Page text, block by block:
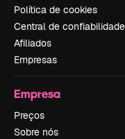
Política de cookies
Central de confiabilidade
Afiliados
Empresas
Empresa
Preços
Sobre nós